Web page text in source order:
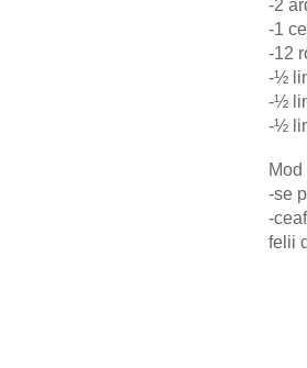
-2
-1
-12
-½
-½
-½
-se
-
felii